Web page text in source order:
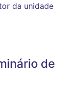
da unidade
de